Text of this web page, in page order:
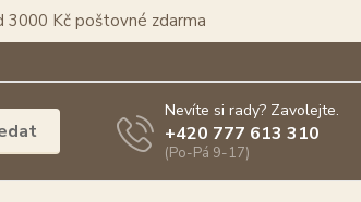
3000 Kč poštovné zdarma
Nevíte si rady? Zavolejte.
+420 777 613 310
(Po-Pá 9-17)